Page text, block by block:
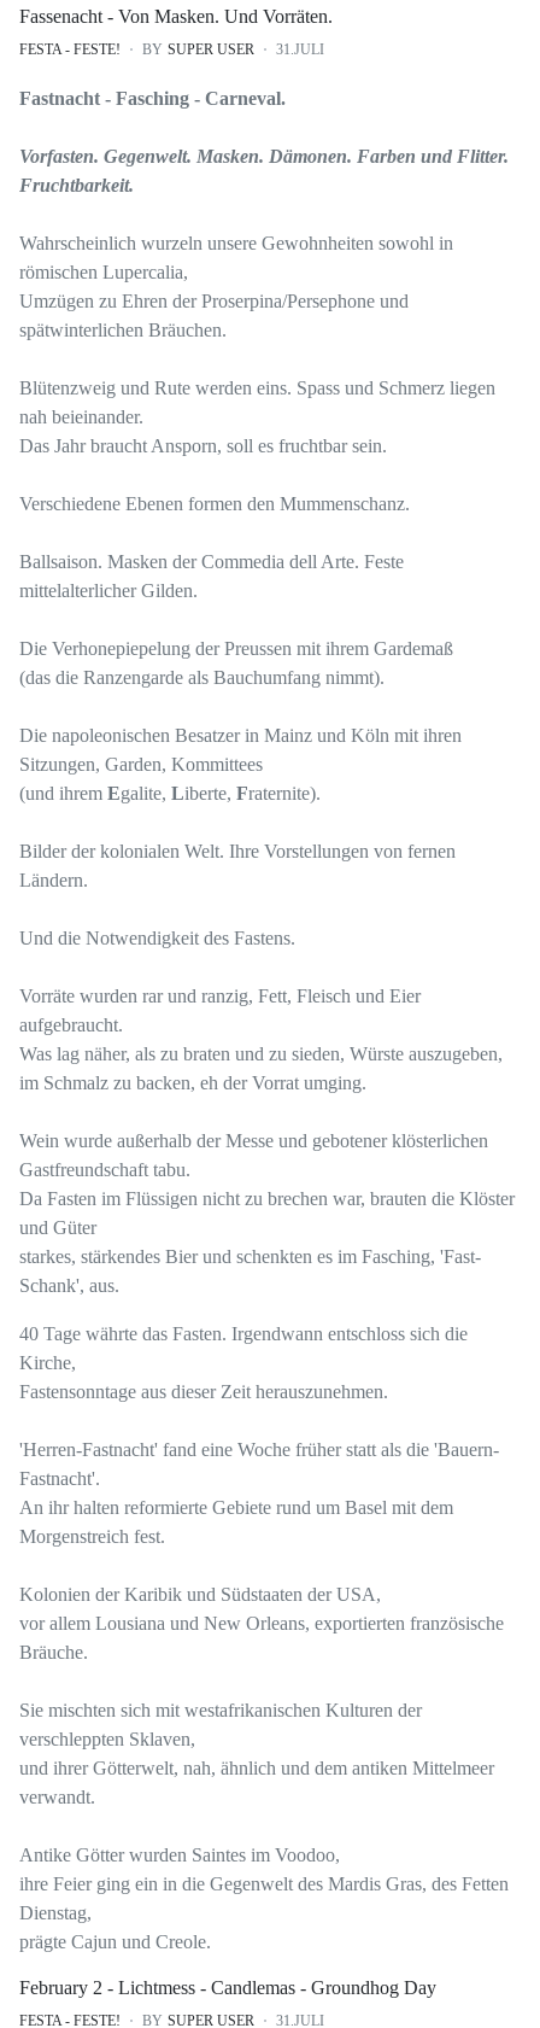
Fassenacht - Von Masken. Und Vorräten.
FESTA - FESTE! BY SUPER USER 31.JULI
Fastnacht - Fasching - Carneval.
Vorfasten. Gegenwelt. Masken. Dämonen. Farben und Flitter.
Fruchtbarkeit.
Wahrscheinlich wurzeln unsere Gewohnheiten sowohl in
römischen Lupercalia,
Umzügen zu Ehren der Proserpina/Persephone und
spätwinterlichen Bräuchen.
Blütenzweig und Rute werden eins. Spass und Schmerz liegen
nah beieinander.
Das Jahr braucht Ansporn, soll es fruchtbar sein.
Verschiedene Ebenen formen den Mummenschanz.
Ballsaison. Masken der Commedia dell Arte. Feste
mittelalterlicher Gilden.
Die Verhonepiepelung der Preussen mit ihrem Gardemaß
(das die Ranzengarde als Bauchumfang nimmt).
Die napoleonischen Besatzer in Mainz und Köln mit ihren
Sitzungen, Garden, Kommittees
(und ihrem Egalite, Liberte, Fraternite).
Bilder der kolonialen Welt. Ihre Vorstellungen von fernen
Ländern.
Und die Notwendigkeit des Fastens.
Vorräte wurden rar und ranzig, Fett, Fleisch und Eier
aufgebraucht.
Was lag näher, als zu braten und zu sieden, Würste auszugeben,
im Schmalz zu backen, eh der Vorrat umging.
Wein wurde außerhalb der Messe und gebotener klösterlichen
Gastfreundschaft tabu.
Da Fasten im Flüssigen nicht zu brechen war, brauten die Klöster
und Güter
starkes, stärkendes Bier und schenkten es im Fasching, 'Fast-
Schank', aus.
40 Tage währte das Fasten. Irgendwann entschloss sich die
Kirche,
Fastensonntage aus dieser Zeit herauszunehmen.
'Herren-Fastnacht' fand eine Woche früher statt als die 'Bauern-
Fastnacht'.
An ihr halten reformierte Gebiete rund um Basel mit dem
Morgenstreich fest.
Kolonien der Karibik und Südstaaten der USA,
vor allem Lousiana und New Orleans, exportierten französische
Bräuche.
Sie mischten sich mit westafrikanischen Kulturen der
verschleppten Sklaven,
und ihrer Götterwelt, nah, ähnlich und dem antiken Mittelmeer
verwandt.
Antike Götter wurden Saintes im Voodoo,
ihre Feier ging ein in die Gegenwelt des Mardis Gras, des Fetten
Dienstag,
prägte Cajun und Creole.
February 2 - Lichtmess - Candlemas - Groundhog Day
FESTA - FESTE! BY SUPER USER 31.JULI